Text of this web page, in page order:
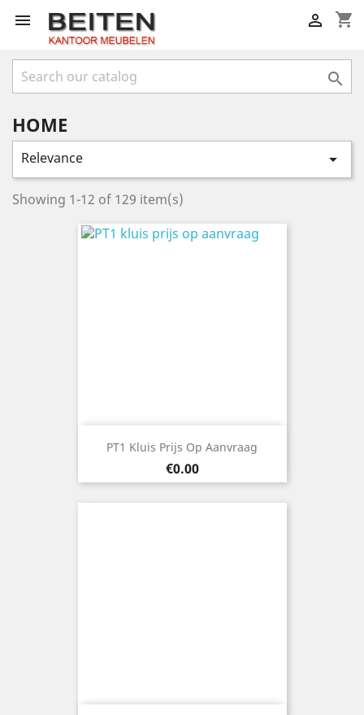
 shopping_cart


HOME
Relevance 
Showing 1-12 of 129 item(s)
PT1 Kluis Prijs Op Aanvraag
Price
€0.00